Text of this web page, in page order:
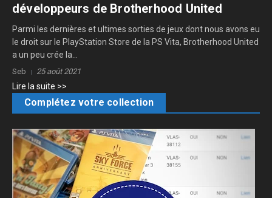
développeurs de Brotherhood United
Parmi les dernières et ultimes sorties de jeux dont nous avons eu
le droit sur le PlayStation Store de la PS Vita, Brotherhood United
a un peu crée la...
Seb 25 août 2021
Lire la suite >>
Complétez votre collection